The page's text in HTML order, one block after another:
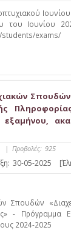
του Ιουνίου
exams/
Σπουδών
εξαμήνου,
| Προβολές: 925
30-05-2025
Σπουδών
- Πρόγραμμα
2024-2025